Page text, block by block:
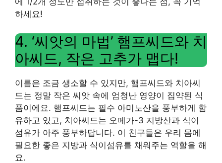
하세요!
4. ‘씨앗의 마법’ 햄프씨드와 치
아씨드, 작은 고추가 맵다!
이름은 조금 생소할 수 있지만, 햄프씨드와 치아씨
드는 정말 작은 씨앗 속에 엄청난 영양이 집약된 식
품이에요. 햄프씨드는 필수 아미노산을 풍부하게 함
유하고 있고, 치아씨드는 오메가-3 지방산과 식이
섬유가 아주 풍부하답니다. 이 친구들은 우리 몸에
필요한 좋은 지방과 식이섬유를 채워주는 역할을 해
요.